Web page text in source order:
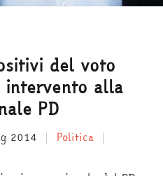
del voto
alla
PD
2014
Politica